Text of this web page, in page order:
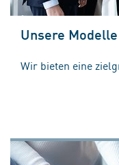
Unsere
Wir bieten eine